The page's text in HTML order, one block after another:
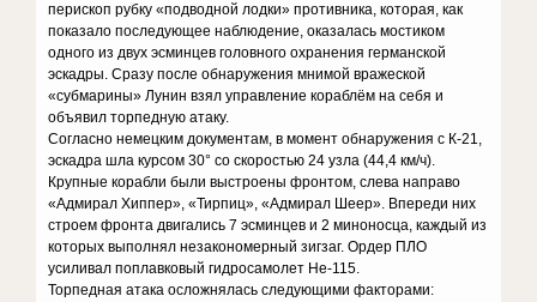
перископ рубку «подводной лодки» противника, которая, как
показало последующее наблюдение, оказалась мостиком
одного из двух эсминцев головного охранения германской
эскадры. Сразу после обнаружения мнимой вражеской
«субмарины» Лунин взял управление кораблём на себя и
объявил торпедную атаку.
Согласно немецким документам, в момент обнаружения с К-21,
эскадра шла курсом 30° со скоростью 24 узла (44,4 км/ч).
Крупные корабли были выстроены фронтом, слева направо
«Адмирал Хиппер», «Тирпиц», «Адмирал Шеер». Впереди них
строем фронта двигались 7 эсминцев и 2 миноносца, каждый из
которых выполнял незакономерный зигзаг. Ордер ПЛО
усиливал поплавковый гидросамолет Не-115.
Торпедная атака осложнялась следующими факторами: